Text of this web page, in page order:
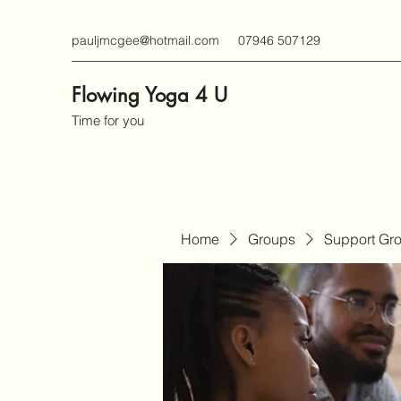
pauljmcgee@hotmail.com 07946 507129
Flowing Yoga 4 U
Time for you
Home Groups Support